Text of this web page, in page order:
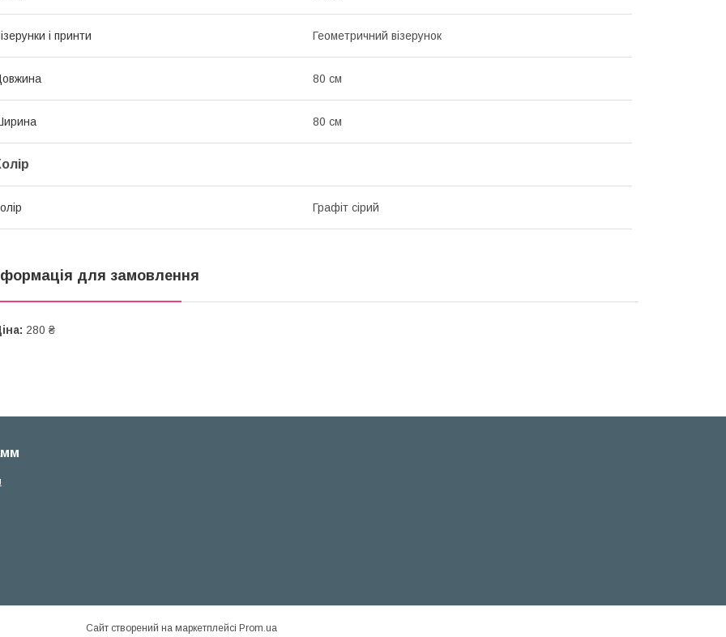
і принти Геометричний візерунок
80 см
80 см
Графіт сірий
для замовлення
280 ₴
Сайт створений на маркетплейсі Prom.ua